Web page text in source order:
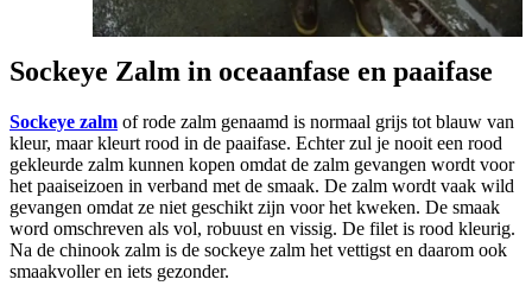
Sockeye Zalm in oceaanfase en paaifase
Sockeye zalm of rode zalm genaamd is normaal grijs tot blauw van
kleur, maar kleurt rood in de paaifase. Echter zul je nooit een rood
gekleurde zalm kunnen kopen omdat de zalm gevangen wordt voor
het paaiseizoen in verband met de smaak. De zalm wordt vaak wild
gevangen omdat ze niet geschikt zijn voor het kweken. De smaak
word omschreven als vol, robuust en vissig. De filet is rood kleurig.
Na de chinook zalm is de sockeye zalm het vettigst en daarom ook
smaakvoller en iets gezonder.